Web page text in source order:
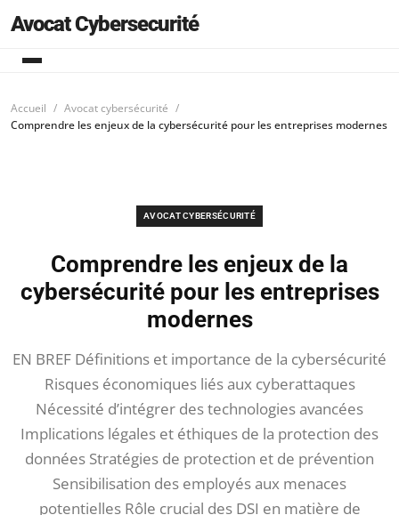
Avocat Cybersecurité
Accueil
Avocat cybersécurité
Comprendre les enjeux de la cybersécurité pour les entreprises modernes
AVOCAT CYBERSÉCURITÉ
Comprendre les enjeux de la
cybersécurité pour les entreprises
modernes
EN BREF Définitions et importance de la cybersécurité
Risques économiques liés aux cyberattaques
Nécessité d’intégrer des technologies avancées
Implications légales et éthiques de la protection des
données Stratégies de protection et de prévention
Sensibilisation des employés aux menaces
potentielles Rôle crucial des DSI en matière de